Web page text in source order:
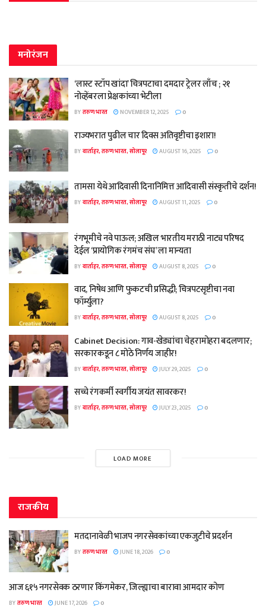
मनोरंजन
‘लास्ट स्टॉप खांदा’ चित्रपटाचा दमदार ट्रेलर लाँच ; २१
नोव्हेंबरला प्रेक्षकांच्या भेटीला
BYतरुण भारत NOVEMBER 12, 2025 0
राज्यभरात पुढील चार दिवस अतिवृष्टीचा इशारा!
BYवार्ताहर, तरुण भारत, सोलापूर AUGUST 16, 2025 0
तामसा येथे आदिवासी दिनानिमित्त आदिवासी संस्कृतीचे दर्शन!
BYवार्ताहर, तरुण भारत, सोलापूर AUGUST 11, 2025 0
रंगभूमीचे नवे पाऊल; अखिल भारतीय मराठी नाट्य परिषद
देईल ‘प्रायोगिक रंगमंच संघ’ ला मान्यता
BYवार्ताहर, तरुण भारत, सोलापूर AUGUST 8, 2025 0
वाद, निषेध आणि फुकटची प्रसिद्धी; चित्रपटसृष्टीचा नवा
फॉर्म्युला?
BYवार्ताहर, तरुण भारत, सोलापूर AUGUST 8, 2025 0
Cabinet Decision: गाव-खेड्यांचा चेहरामोहरा बदलणार;
सरकारकडून ८ मोठे निर्णय जाहीर!
BYवार्ताहर, तरुण भारत, सोलापूर JULY 29, 2025 0
सच्चे रंगकर्मी स्वर्गीय जयंत सावरकर!
BYवार्ताहर, तरुण भारत, सोलापूर JULY 23, 2025 0
LOAD MORE
राजकीय
मतदानावेळी भाजप नगरसेवकांच्या एकजुटीचे प्रदर्शन
BYतरुण भारत JUNE 18, 2026 0
आज ६१५ नगरसेवक ठरणार किंगमेकर, जिल्ह्याचा बारावा आमदार कोण
BYतरुण भारत JUNE 17, 2026 0